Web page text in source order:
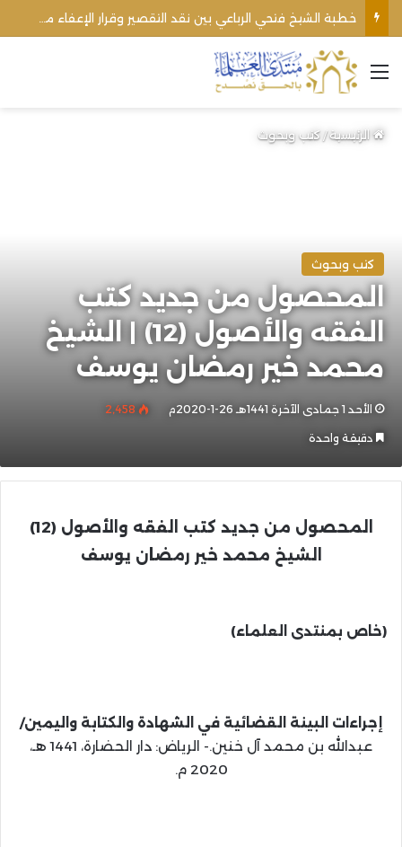
القائمة
الرئيسية/كتب وبحوث
كتب وبحوث
المحصول من جديد كتب
الفقه والأصول (12) | الشيخ
محمد خير رمضان يوسف
الأحد 1 جمادى الآخرة 1441هـ 26-1-2020م 2٬458
دقيقة واحدة
المحصول من جديد كتب الفقه والأصول (12)
الشيخ محمد خير رمضان يوسف
(خاص بمنتدى العلماء)
إجراءات البينة القضائية في الشهادة والكتابة واليمين/
عبدالله بن محمد آل خنين.- الرياض: دار الحضارة، 1441 هـ،
2020 م.